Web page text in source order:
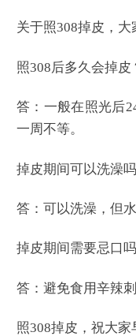
关于照308掉皮，大
照308后多久会掉皮
答：一般在照光后
一周不等。
掉皮期间可以洗澡
答：可以洗澡，但
掉皮期间需要忌口
答：避免食用辛辣
照308掉皮，祝大家